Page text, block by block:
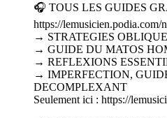
🎧 TOUS LES GUIDES
https://lemusicien.podia.com/
→ STRATEGIES
→ GUIDE DU MATOS
→ REFLEXIONS
→ IMPERFECTION,
DECOMPLEXANT
Seulement ici : https://